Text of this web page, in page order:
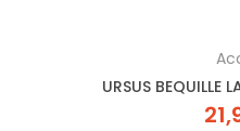
URSUS BEQUILLE